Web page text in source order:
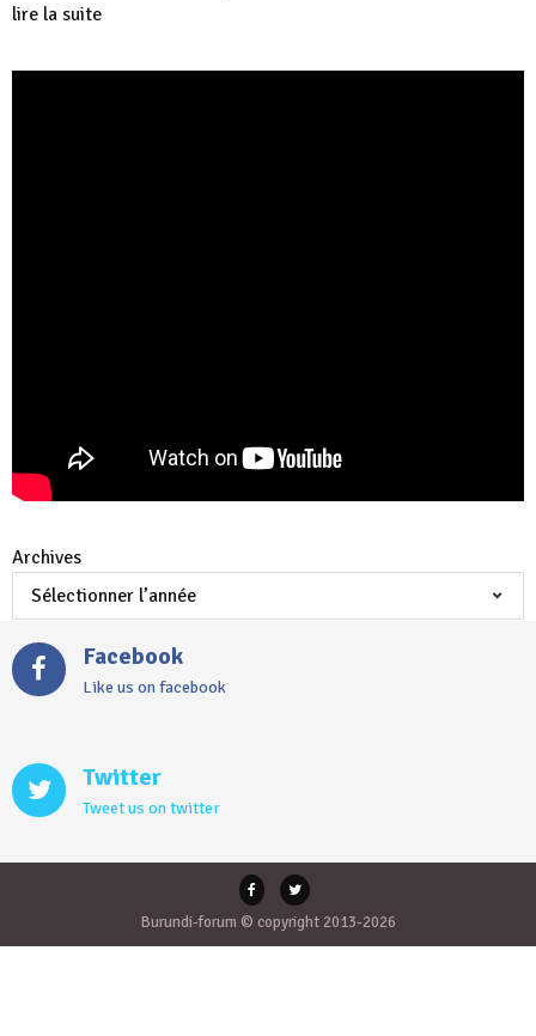
lire la suite
Archives
Facebook
Like us on facebook
Twitter
Tweet us on twitter
Burundi-forum © copyright 2013-2026